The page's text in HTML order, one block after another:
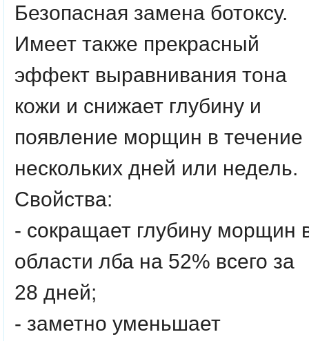
Безопасная замена ботоксу.
Имеет также прекрасный
эффект выравнивания тона
кожи и снижает глубину и
появление морщин в течение
нескольких дней или недель.
Свойства:
- сокращает глубину морщин
области лба на 52% всего за
28 дней;
- заметно уменьшает